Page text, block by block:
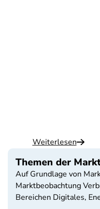
Weiterlesen
Themen der
Auf Grundlage von
Marktbeobachtung
Bereichen Digitales,